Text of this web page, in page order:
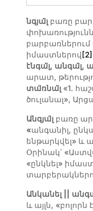
նգյալ բառը
իմաստներով [2]
էնգալ, անգալ,
արատ,
տառնալ «1.
ծուլանալ»,
Անգյալ բառը
«անգանիլ,
ենթարկվել» և
Օրինակ՝
«ընկնել»
Անկանել ||
և այլն, «բոլորն